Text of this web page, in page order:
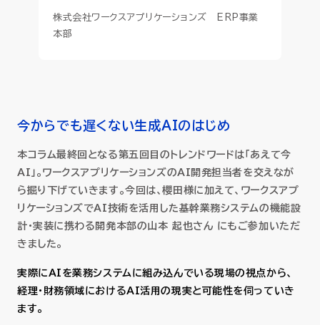
株式会社ワークスアプリケーションズ ERP事業
本部
今からでも遅くない生成AIのはじめ
本コラム最終回となる第五回目のトレンドワードは「あえて今
AI」。ワークスアプリケーションズのAI開発担当者を交えなが
ら掘り下げていきます。今回は、櫻田様に加えて、ワークスアプ
リケーションズでAI技術を活用した基幹業務システムの機能設
計・実装に携わる開発本部の山本 起也さん にもご参加いただ
きました。
実際にAIを業務システムに組み込んでいる現場の視点から、
経理・財務領域におけるAI活用の現実と可能性を伺っていき
ます。